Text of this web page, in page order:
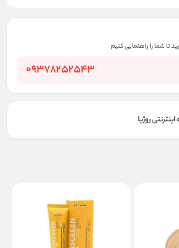
تا شما را راهنمایی کنیم
09378252543
روژیا